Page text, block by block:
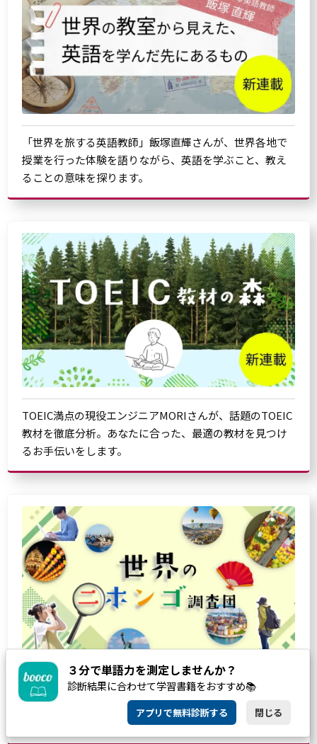
「世界を旅する英語教師」飯塚直輝さんが、世界各地で
授業を行った体験を語りながら、英語を学ぶこと、教え
ることの意味を探ります。
TOEIC満点の現役エンジニアMORIさんが、話題のTOEIC
教材を徹底分析。あなたに合った、最適の教材を見つけ
るお手伝いをします。
世界で使われている日本語を、世界80カ国以上の現地在
住日本人ライターやカメラマンの集団「海外書き人クラ
ブ」が調査しました。
３分で単語力を測定しませんか？
診断結果に合わせて学習書籍をおすすめ📚
アプリで無料診断する 閉じる